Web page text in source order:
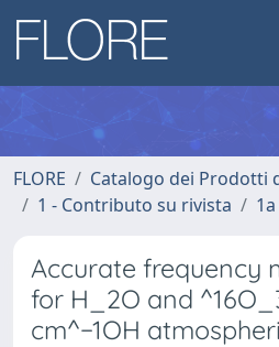
FLORE
Catalogo dei Prodotti
1 - Contributo su rivista
Accurate frequency
for H_2O and
cm^−1OH